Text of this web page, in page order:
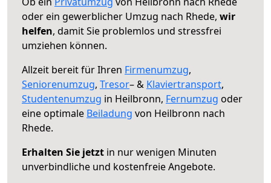
oder ein gewerblicher Umzug nach Rhede, wir
helfen, damit Sie problemlos und stressfrei
umziehen können.
Allzeit bereit für Ihren Firmenumzug,
Seniorenumzug, Tresor– & Klaviertransport,
Studentenumzug in Heilbronn, Fernumzug oder
eine optimale Beiladung von Heilbronn nach
Rhede.
Erhalten Sie jetzt in nur wenigen Minuten
unverbindliche und kostenfreie Angebote.